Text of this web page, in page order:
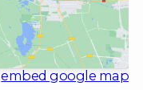
embed google map